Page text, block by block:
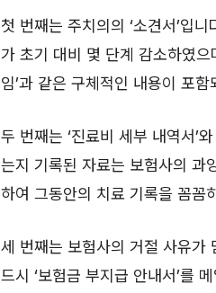
첫 번째는 주치의의 ‘소견서’입
가 초기 대비 몇 단계 감소하였
임’과 같은 구체적인 내용이 포함
두 번째는 ‘진료비 세부 내역서’
는지 기록된 자료는 보험사의 과
하여 그동안의 치료 기록을 꼼꼼
세 번째는 보험사의 거절 사유가
드시 ‘보험금 부지급 안내서’를